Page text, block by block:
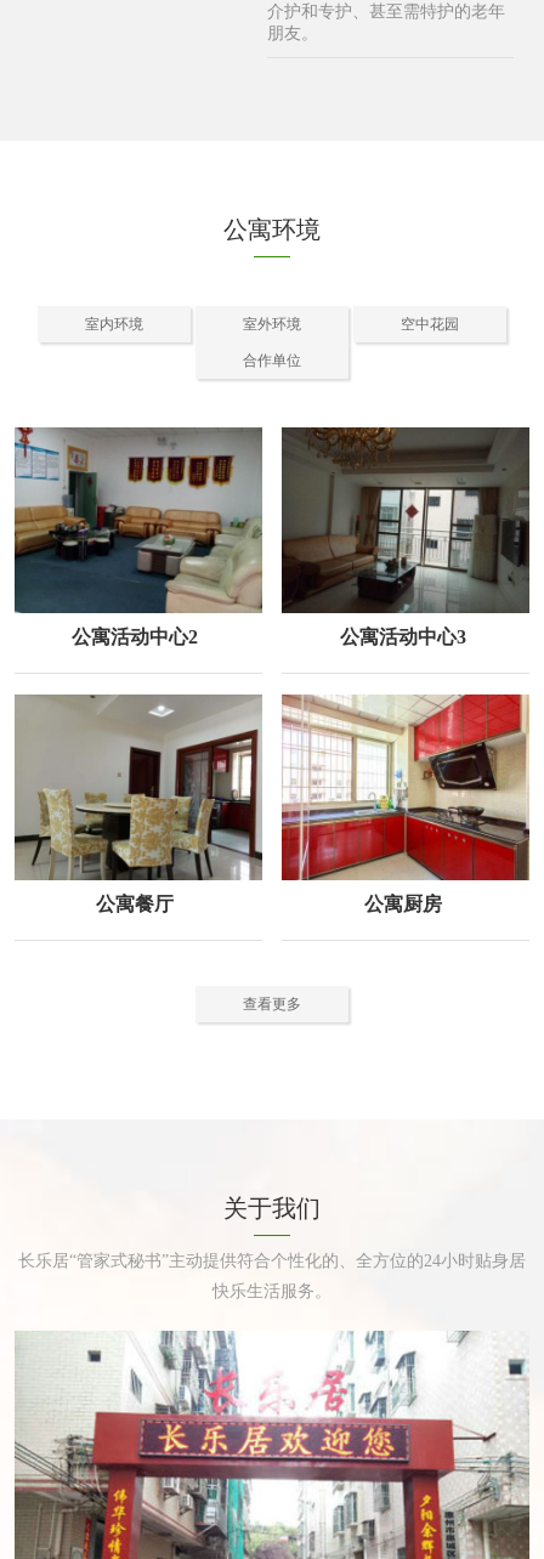
介护和专护、甚至需特护的老年
朋友。
公寓环境
室内环境 室外环境 空中花园
合作单位
公寓活动中心2 公寓活动中心3
公寓餐厅 公寓厨房
查看更多
关于我们
长乐居“管家式秘书”主动提供符合个性化的、全方位的24小时贴身居
快乐生活服务。